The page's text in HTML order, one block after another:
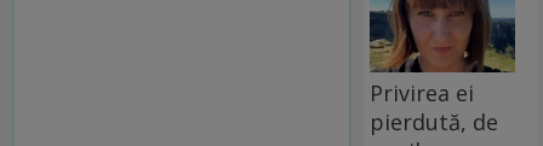
Privirea ei
pierdută, de